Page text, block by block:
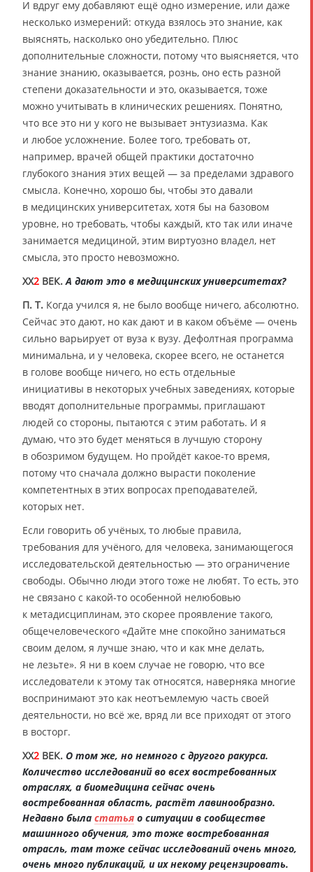
И вдруг ему добавляют ещё одно измерение, или даже
несколько измерений: откуда взялось это знание, как
выяснять, насколько оно убедительно. Плюс
дополнительные сложности, потому что выясняется, что
знание знанию, оказывается, рознь, оно есть разной
степени доказательности и это, оказывается, тоже
можно учитывать в клинических решениях. Понятно,
что все это ни у кого не вызывает энтузиазма. Как
и любое усложнение. Более того, требовать от,
например, врачей общей практики достаточно
глубокого знания этих вещей — за пределами здравого
смысла. Конечно, хорошо бы, чтобы это давали
в медицинских университетах, хотя бы на базовом
уровне, но требовать, чтобы каждый, кто так или иначе
занимается медициной, этим виртуозно владел, нет
смысла, это просто невозможно.
XX2 ВЕК. А дают это в медицинских университетах?
П. Т. Когда учился я, не было вообще ничего, абсолютно.
Сейчас это дают, но как дают и в каком объёме — очень
сильно варьирует от вуза к вузу. Дефолтная программа
минимальна, и у человека, скорее всего, не останется
в голове вообще ничего, но есть отдельные
инициативы в некоторых учебных заведениях, которые
вводят дополнительные программы, приглашают
людей со стороны, пытаются с этим работать. И я
думаю, что это будет меняться в лучшую сторону
в обозримом будущем. Но пройдёт какое-то время,
потому что сначала должно вырасти поколение
компетентных в этих вопросах преподавателей,
которых нет.
Если говорить об учёных, то любые правила,
требования для учёного, для человека, занимающегося
исследовательской деятельностью — это ограничение
свободы. Обычно люди этого тоже не любят. То есть, это
не связано с какой-то особенной нелюбовью
к метадисциплинам, это скорее проявление такого,
общечеловеческого «Дайте мне спокойно заниматься
своим делом, я лучше знаю, что и как мне делать,
не лезьте». Я ни в коем случае не говорю, что все
исследователи к этому так относятся, наверняка многие
воспринимают это как неотъемлемую часть своей
деятельности, но всё же, вряд ли все приходят от этого
в восторг.
XX2 ВЕК. О том же, но немного с другого ракурса.
Количество исследований во всех востребованных
отраслях, а биомедицина сейчас очень
востребованная область, растёт лавинообразно.
Недавно была статья о ситуации в сообществе
машинного обучения, это тоже востребованная
отрасль, там тоже сейчас исследований очень много,
очень много публикаций, и их некому рецензировать.